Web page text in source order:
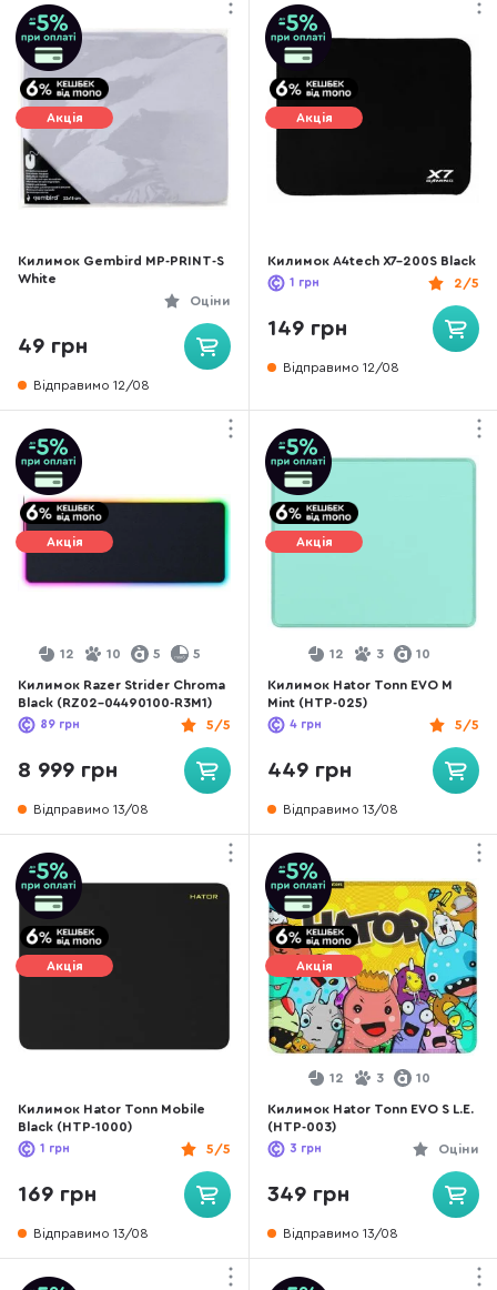
Акція
Килимок Gembird MP-PRINT-S
White
Оціни
49 грн
Відправимо 12/08
Акція
Килимок A4tech X7-200S Black
2/5
1 грн
149 грн
Відправимо 12/08
Акція
12 10 5 5
Килимок Razer Strider Chroma
Black (RZ02-04490100-R3M1)
5/5
89 грн
8 999 грн
Відправимо 13/08
Акція
12 3 10
Килимок Hator Tonn EVO M
Mint (HTP-025)
5/5
4 грн
449 грн
Відправимо 13/08
Акція
Килимок Hator Tonn Mobile
Black (HTP-1000)
5/5
1 грн
169 грн
Відправимо 13/08
Акція
12 3 10
Килимок Hator Tonn EVO S L.E.
(HTP-003)
Оціни
3 грн
349 грн
Відправимо 13/08